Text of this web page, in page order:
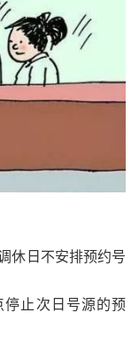
休日不安排预约号
停止次日号源的预